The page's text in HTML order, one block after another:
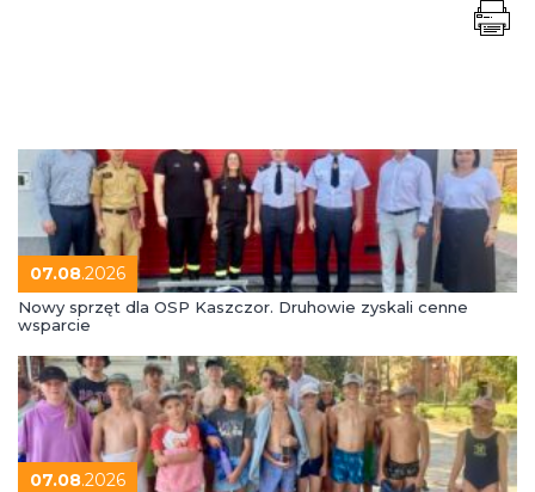
07.08.2026
Nowy sprzęt dla OSP Kaszczor. Druhowie zyskali cenne
wsparcie
07.08.2026